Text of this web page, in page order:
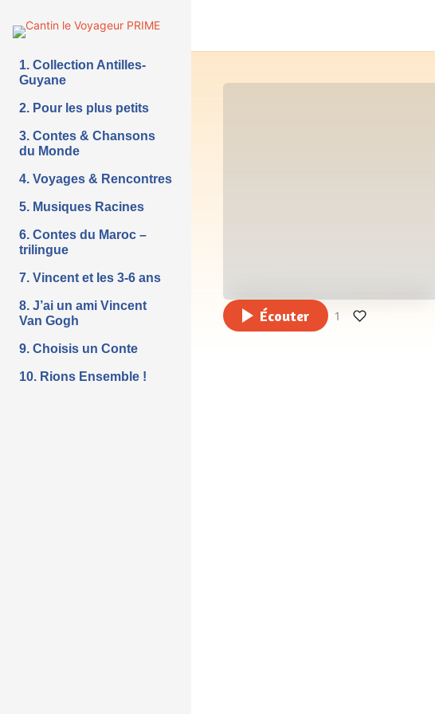
1. Collection Antilles-
Guyane
2. Pour les plus petits
3. Contes & Chansons
du Monde
4. Voyages & Rencontres
5. Musiques Racines
6. Contes du Maroc –
trilingue
7. Vincent et les 3-6 ans
8. J’ai un ami Vincent
Van Gogh
9. Choisis un Conte
10. Rions Ensemble !
Écouter 1